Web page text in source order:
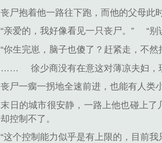
丧尸抱着他一路往下跑，而他的父母此
“亲爱的，我好像看见一只丧尸。”
“
“你生完崽，脑子也傻了？赶紧走，不然
……
徐少商没有在意这对薄凉夫妇，
丧尸一瘸一拐地全速前进，也能有人类
末日的城市很安静，一路上他也碰上
却控制不了。
“这个控制能力似乎是有上限的，目前我